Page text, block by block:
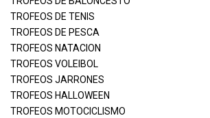
TROFEOS DE TENIS
TROFEOS DE PESCA
TROFEOS NATACION
TROFEOS VOLEIBOL
TROFEOS JARRONES
TROFEOS HALLOWEEN
TROFEOS MOTOCICLISMO